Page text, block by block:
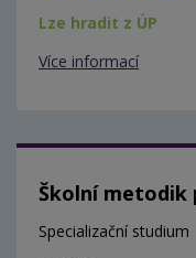
Lze hradit z ÚP
Více informací
Školní metodik
Specializační studium